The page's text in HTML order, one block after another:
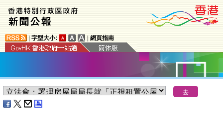
字型大小: 網頁指南